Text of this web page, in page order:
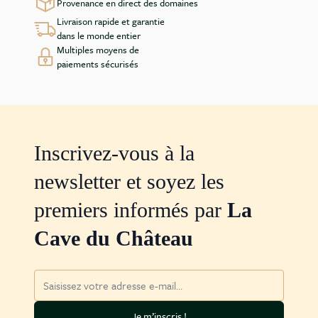
Livraison rapide et garantie
dans le monde entier
Multiples moyens de
paiements sécurisés
Inscrivez-vous à la
newsletter et soyez les
premiers informés par La
Cave du Château